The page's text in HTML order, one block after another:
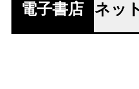
電子書店 ネッ